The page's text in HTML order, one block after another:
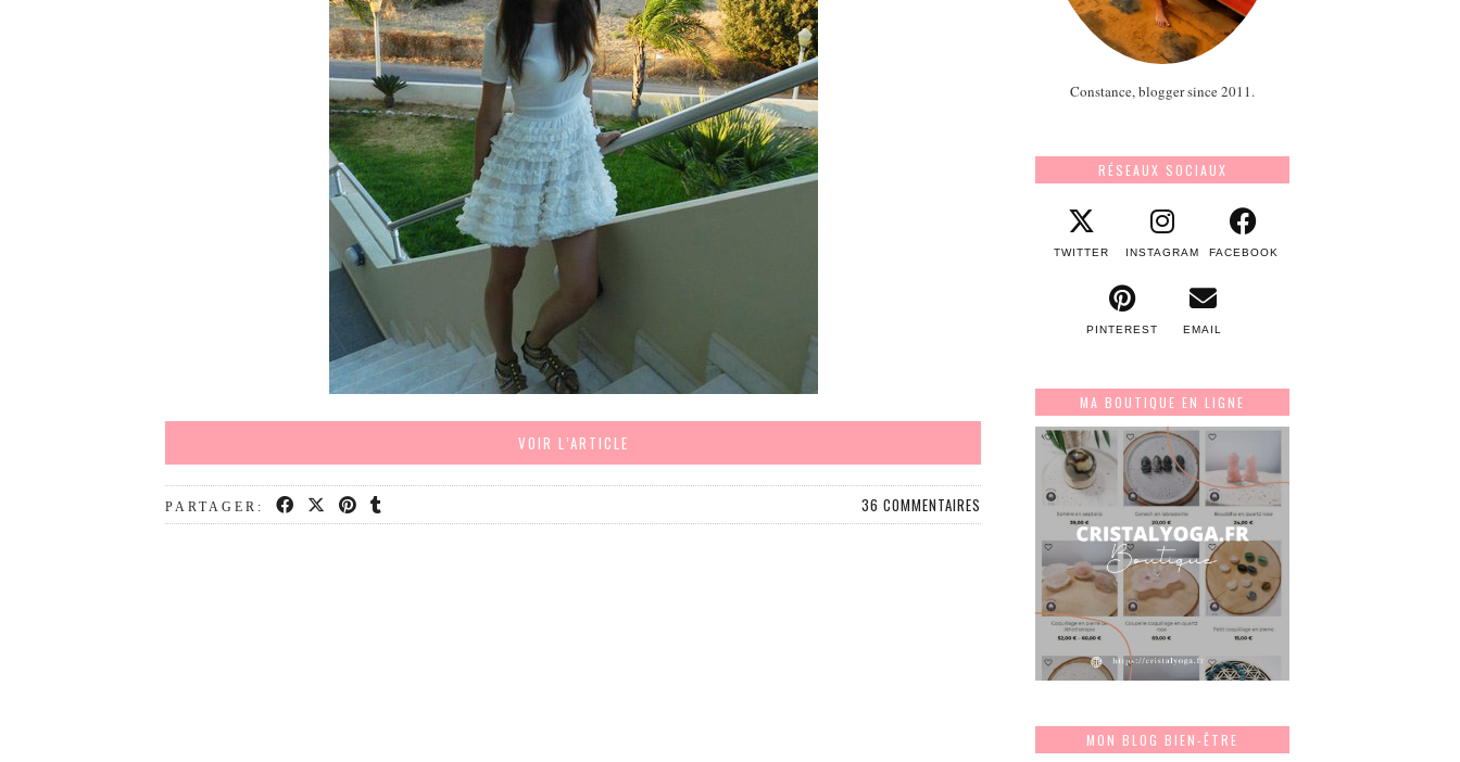
VOIR L’ARTICLE
PARTAGER: 36 COMMENTAIRES
Constance, blogger since 2011.
RÉSEAUX SOCIAUX
TWITTER INSTAGRAM FACEBOOK
PINTEREST EMAIL
MA BOUTIQUE EN LIGNE
MON BLOG BIEN-ÊTRE